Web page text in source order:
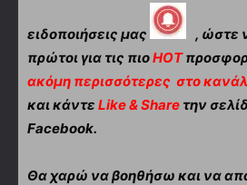
ειδοποιήσεις μας
, ώστε
πρώτοι για τις πιοHOT
ακόμη περισσότερες στο
και κάντε Like & Share την
Facebook.
Θα χαρώ να βοηθήσω και να